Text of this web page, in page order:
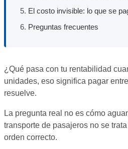
El costo invisible: lo que se
Preguntas frecuentes
¿Qué pasa con tu rentabilidad
unidades, eso significa pagar
resuelve.
La pregunta real no es cómo
transporte de pasajeros no se
orden correcto.